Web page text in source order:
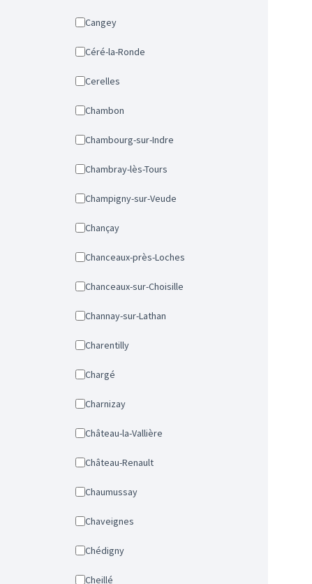
Cangey
Céré-la-Ronde
Cerelles
Chambon
Chambourg-sur-Indre
Chambray-lès-Tours
Champigny-sur-Veude
Chançay
Chanceaux-près-Loches
Chanceaux-sur-Choisille
Channay-sur-Lathan
Charentilly
Chargé
Charnizay
Château-la-Vallière
Château-Renault
Chaumussay
Chaveignes
Chédigny
Cheillé